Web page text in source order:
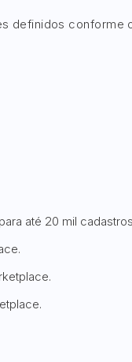
definidos conforme
até 20 mil